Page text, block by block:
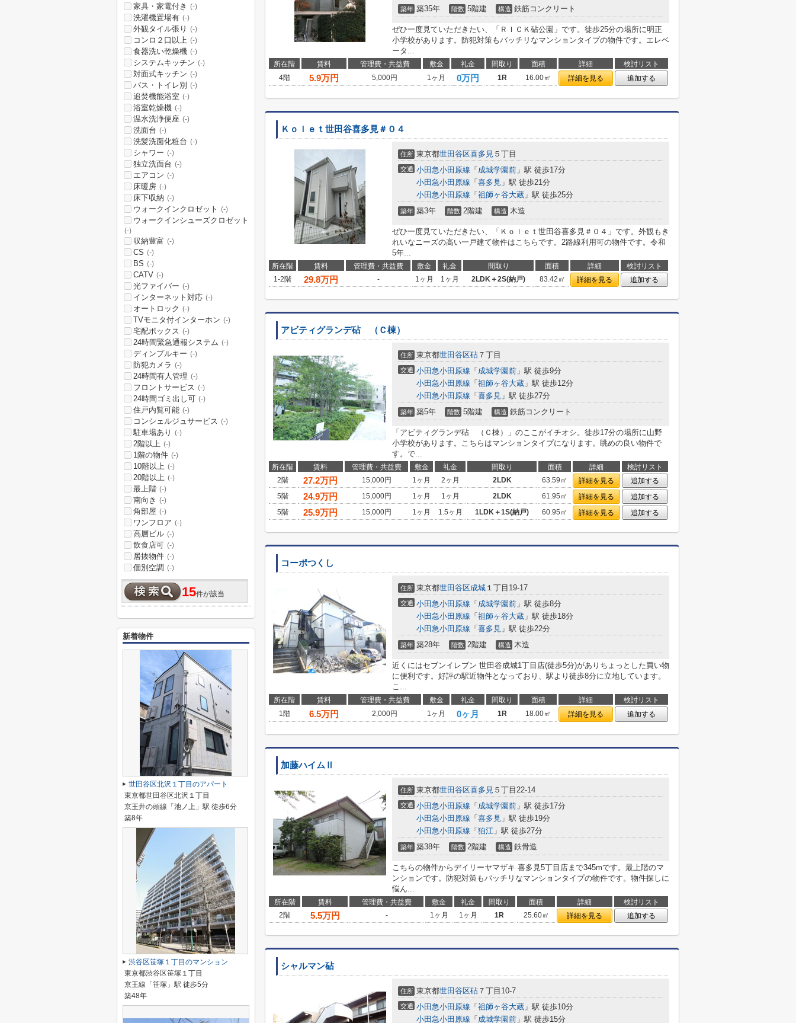
築年 築35年 階数 5階建 構造 鉄筋コンクリート
ぜひ一度見ていただきたい、「ＲＩＣＫ砧公園」です。徒歩25分の場所に明正
小学校があります。防犯対策もバッチリなマンションタイプの物件です。エレベ
ータ...
所在階 賃料 管理費・共益費 敷金 礼金 間取り 面積 詳細
検討リスト
4階
5.9万円 5,000円 1ヶ月 0万円 1R 16.00㎡ 詳細を見る 追加する
Ｋｏｌｅｔ世田谷喜多見＃０４
住所 東京都世田谷区喜多見 ５丁目
交通 小田急小田原線 「 成城学園前 」駅 徒歩17分
小田急小田原線 「 喜多見 」駅 徒歩21分
小田急小田原線 「 祖師ヶ谷大蔵 」駅 徒歩25分
築年 築3年 階数 2階建 構造 木造
ぜひ一度見ていただきたい、「Ｋｏｌｅｔ世田谷喜多見＃０４」です。外観もき
れいなニーズの高い一戸建て物件はこちらです。2路線利用可の物件です。令和
5年...
所在階 賃料 管理費・共益費 敷金 礼金 間取り 面積 詳細
検討リスト
1-2階
29.8万円 - 1ヶ月 1ヶ月 2LDK＋2S(納戸) 83.42㎡ 詳細を見る 追加する
アビティグランデ砧 （Ｃ棟）
住所 東京都世田谷区砧 ７丁目
交通 小田急小田原線 「 成城学園前 」駅 徒歩9分
小田急小田原線 「 祖師ヶ谷大蔵 」駅 徒歩12分
小田急小田原線 「 喜多見 」駅 徒歩27分
築年 築5年 階数 5階建 構造 鉄筋コンクリート
「アビティグランデ砧 （Ｃ棟）」のここがイチオシ。徒歩17分の場所に山野
小学校があります。こちらはマンションタイプになります。眺めの良い物件で
す。で...
所在階 賃料 管理費・共益費 敷金 礼金 間取り 面積 詳細
検討リスト
2階
27.2万円 15,000円 1ヶ月 2ヶ月 2LDK 63.59㎡ 詳細を見る
追加する
5階
24.9万円 15,000円 1ヶ月 1ヶ月 2LDK 61.95㎡ 詳細を見る
追加する
5階
25.9万円 15,000円 1ヶ月 1.5ヶ月 1LDK＋1S(納戸) 60.95㎡ 詳細を見る 追加する
コーポつくし
住所 東京都世田谷区成城 １丁目19-17
交通 小田急小田原線 「 成城学園前 」駅 徒歩8分
小田急小田原線 「 祖師ヶ谷大蔵 」駅 徒歩18分
小田急小田原線 「 喜多見 」駅 徒歩22分
築年 築28年 階数 2階建 構造 木造
近くにはセブンイレブン 世田谷成城1丁目店(徒歩5分)がありちょっとした買い物
に便利です。好評の駅近物件となっており、駅より徒歩8分に立地しています。
こ...
所在階 賃料 管理費・共益費 敷金 礼金 間取り 面積 詳細
検討リスト
1階
6.5万円 2,000円 1ヶ月 0ヶ月 1R 18.00㎡ 詳細を見る 追加する
加藤ハイムⅡ
住所 東京都世田谷区喜多見 ５丁目22-14
交通 小田急小田原線 「 成城学園前 」駅 徒歩17分
小田急小田原線 「 喜多見 」駅 徒歩19分
小田急小田原線 「 狛江 」駅 徒歩27分
築年 築38年 階数 2階建 構造 鉄骨造
こちらの物件からデイリーヤマザキ 喜多見5丁目店まで345mです。最上階のマ
ンションです。防犯対策もバッチリなマンションタイプの物件です。物件探しに
悩ん...
所在階 賃料 管理費・共益費 敷金 礼金 間取り 面積 詳細
検討リスト
2階
5.5万円 - 1ヶ月 1ヶ月 1R 25.60㎡ 詳細を見る 追加する
シャルマン砧
住所 東京都世田谷区砧 ７丁目10-7
交通 小田急小田原線 「 祖師ヶ谷大蔵 」駅 徒歩10分
小田急小田原線 「 成城学園前 」駅 徒歩15分
家具・家電付き (-)
洗濯機置場有 (-)
外観タイル張り (-)
コンロ２口以上 (-)
食器洗い乾燥機 (-)
システムキッチン (-)
対面式キッチン (-)
バス・トイレ別 (-)
追焚機能浴室 (-)
浴室乾燥機 (-)
温水洗浄便座 (-)
洗面台 (-)
洗髪洗面化粧台 (-)
シャワー (-)
独立洗面台 (-)
エアコン (-)
床暖房 (-)
床下収納 (-)
ウォークインクロゼット (-)
ウォークインシューズクロゼット
(-)
収納豊富 (-)
CS (-)
BS (-)
CATV (-)
光ファイバー (-)
インターネット対応 (-)
オートロック (-)
TVモニタ付インターホン (-)
宅配ボックス (-)
24時間緊急通報システム (-)
ディンプルキー (-)
防犯カメラ (-)
24時間有人管理 (-)
フロントサービス (-)
24時間ゴミ出し可 (-)
住戸内覧可能 (-)
コンシェルジュサービス (-)
駐車場あり (-)
2階以上 (-)
1階の物件 (-)
10階以上 (-)
20階以上 (-)
最上階 (-)
南向き (-)
角部屋 (-)
ワンフロア (-)
高層ビル (-)
飲食店可 (-)
居抜物件 (-)
個別空調 (-)
15件が該当
新着物件
世田谷区北沢１丁目のアパート
東京都世田谷区北沢１丁目
京王井の頭線「池ノ上」駅 徒歩6分
築8年
渋谷区笹塚１丁目のマンション
東京都渋谷区笹塚１丁目
京王線「笹塚」駅 徒歩5分
築48年